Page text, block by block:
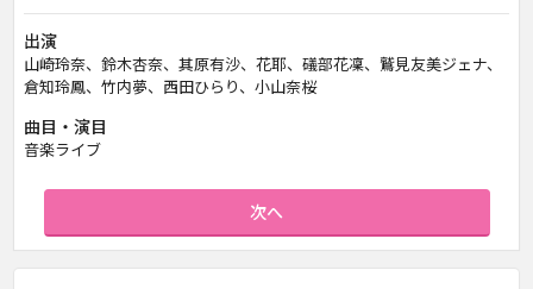
出演
山崎玲奈、鈴木杏奈、其原有沙、花耶、礒部花凜、鷲見友美ジェナ、
倉知玲鳳、竹内夢、西田ひらり、小山奈桜
曲目・演目
音楽ライブ
次へ